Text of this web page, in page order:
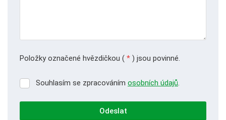
Položky označené hvězdičkou ( * ) jsou povinné.
Souhlasím
zpracováním
Souhlasím se zpracováním osobních údajů
Odeslat